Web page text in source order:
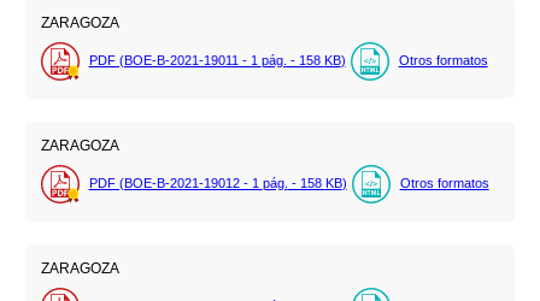
ZARAGOZA
PDF (BOE-B-2021-19011 - 1 pág. - 158 KB) Otros formatos
ZARAGOZA
PDF (BOE-B-2021-19012 - 1 pág. - 158 KB) Otros formatos
ZARAGOZA